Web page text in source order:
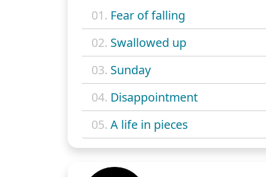
01. Fear of falling
02. Swallowed up
03. Sunday
04. Disappointment
05. A life in pieces